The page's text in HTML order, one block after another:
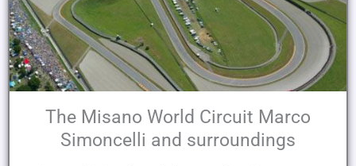
The Misano World Circuit Marco
Simoncelli and surroundings